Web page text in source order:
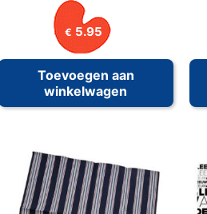
€ 5.95
Toevoegen aan
winkelwagen